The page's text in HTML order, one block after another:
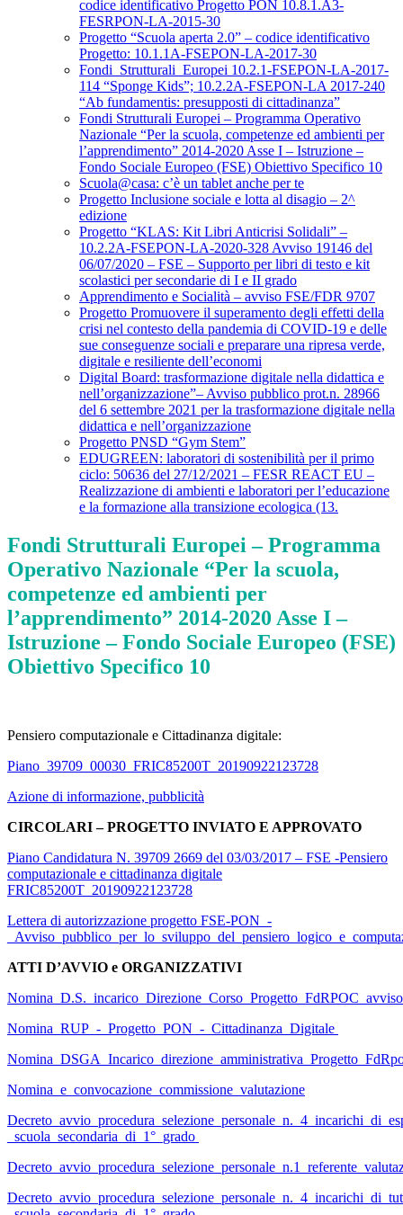
codice identificativo Progetto PON 10.8.1.A3-
FESRPON-LA-2015-30
Progetto “Scuola aperta 2.0” – codice identificativo
Progetto: 10.1.1A-FSEPON-LA-2017-30
Fondi_Strutturali_Europei 10.2.1-FSEPON-LA-2017-
114 “Sponge Kids”; 10.2.2A-FSEPON-LA 2017-240
“Ab fundamentis: presupposti di cittadinanza”
Fondi Strutturali Europei – Programma Operativo
Nazionale “Per la scuola, competenze ed ambienti per
l’apprendimento” 2014-2020 Asse I – Istruzione –
Fondo Sociale Europeo (FSE) Obiettivo Specifico 10
Scuola@casa: c’è un tablet anche per te
Progetto Inclusione sociale e lotta al disagio – 2^
edizione
Progetto “KLAS: Kit Libri Anticrisi Solidali” –
10.2.2A-FSEPON-LA-2020-328 Avviso 19146 del
06/07/2020 – FSE – Supporto per libri di testo e kit
scolastici per secondarie di I e II grado
Apprendimento e Socialità – avviso FSE/FDR 9707
Progetto Promuovere il superamento degli effetti della
crisi nel contesto della pandemia di COVID-19 e delle
sue conseguenze sociali e preparare una ripresa verde,
digitale e resiliente dell’economi
Digital Board: trasformazione digitale nella didattica e
nell’organizzazione”– Avviso pubblico prot.n. 28966
del 6 settembre 2021 per la trasformazione digitale nella
didattica e nell’organizzazione
Progetto PNSD “Gym Stem”
EDUGREEN: laboratori di sostenibilità per il primo
ciclo: 50636 del 27/12/2021 – FESR REACT EU –
Realizzazione di ambienti e laboratori per l’educazione
e la formazione alla transizione ecologica (13.
Fondi Strutturali Europei – Programma
Operativo Nazionale “Per la scuola,
competenze ed ambienti per
l’apprendimento” 2014-2020 Asse I –
Istruzione – Fondo Sociale Europeo (FSE)
Obiettivo Specifico 10
Pensiero computazionale e Cittadinanza digitale:
Piano_39709_00030_FRIC85200T_20190922123728
Azione di informazione, pubblicità
CIRCOLARI – PROGETTO INVIATO E APPROVATO
Piano Candidatura N. 39709 2669 del 03/03/2017 – FSE -Pensiero
computazionale e cittadinanza digitale
FRIC85200T_20190922123728
Lettera di autorizzazione progetto FSE-PON_-
_Avviso_pubblico_per_lo_sviluppo_del_pensiero_logico_
ATTI D’AVVIO e ORGANIZZATIVI
Nomina_RUP_-_Progetto_PON_-_Cittadinanza_Digitale
Nomina_e_convocazione_commissione_valutazione
_scuola_secondaria_di_1°_grado